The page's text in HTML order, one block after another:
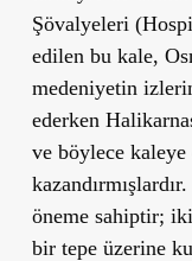
Şövalyeleri
edilen bu kale,
medeniyetin
ederken
ve böylece
öneme sahiptir;
bir tepe üzerine